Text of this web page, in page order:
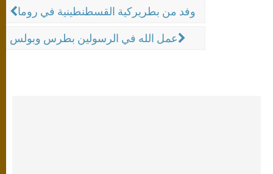
وفد من بطريركية القسطنطينية في روما
عمل الله في الرسولين بطرس وبولس